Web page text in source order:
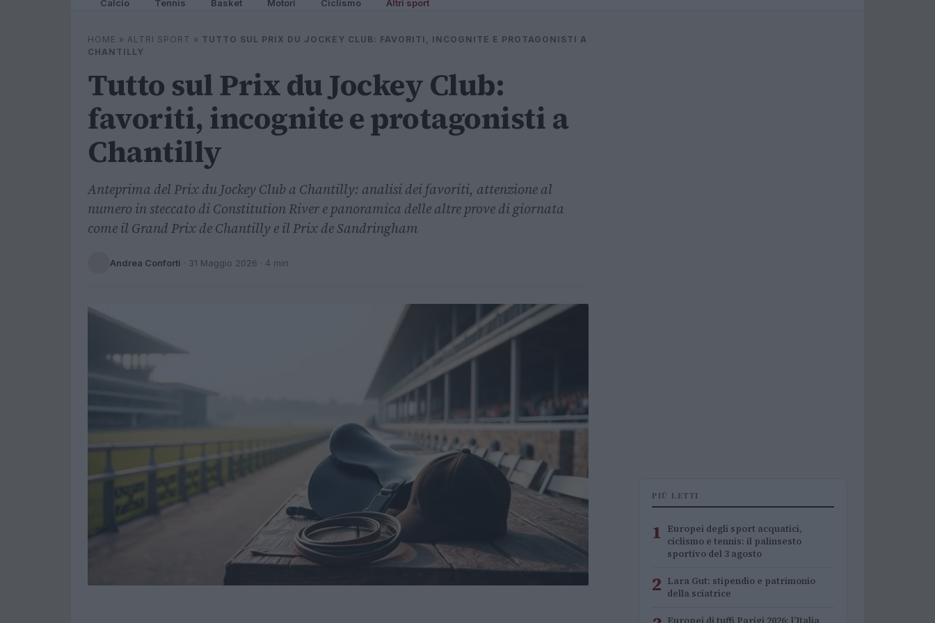
Calcio Tennis Basket Motori Ciclismo Altri sport
HOME » ALTRI SPORT » TUTTO SUL PRIX DU JOCKEY CLUB: FAVORITI, INCOGNITE E PROTAGONISTI A
CHANTILLY
Tutto sul Prix du Jockey Club:
favoriti, incognite e protagonisti a
Chantilly
Anteprima del Prix du Jockey Club a Chantilly: analisi dei favoriti, attenzione al
numero in steccato di Constitution River e panoramica delle altre prove di giornata
come il Grand Prix de Chantilly e il Prix de Sandringham
Andrea Conforti · 31 Maggio 2026 · 4 min
PIÙ LETTI
1 Europei degli sport acquatici,
ciclismo e tennis: il palinsesto
sportivo del 3 agosto
2 Lara Gut: stipendio e patrimonio
della sciatrice
Europei di tuffi Parigi 2026: l’Italia